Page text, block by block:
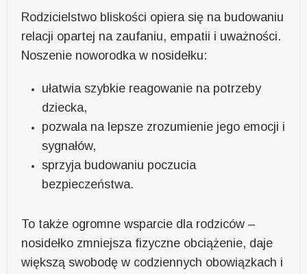
Rodzicielstwo bliskości opiera się na budowaniu
relacji opartej na zaufaniu, empatii i uważności.
Noszenie noworodka w nosidełku:
ułatwia szybkie reagowanie na potrzeby
dziecka,
pozwala na lepsze zrozumienie jego emocji i
sygnałów,
sprzyja budowaniu poczucia
bezpieczeństwa.
To także ogromne wsparcie dla rodziców –
nosidełko zmniejsza fizyczne obciążenie, daje
większą swobodę w codziennych obowiązkach i